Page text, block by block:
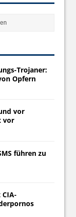
Trojaner:
Opfern
vor
vor
führen zu